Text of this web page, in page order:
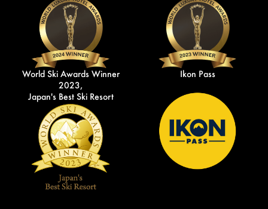
World Ski Awards Winner
2023,
Japan's Best Ski Resort
Ikon Pass